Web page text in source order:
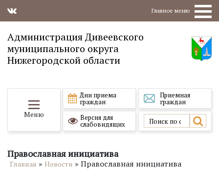
Главное меню
Администрация Дивеевского
муниципального округа
Нижегородской области
Меню
Дни приема
граждан
Приемная
граждан
Версия для
слабовидящих
Православная инициатива
Главная » Новости » Православная инициатива